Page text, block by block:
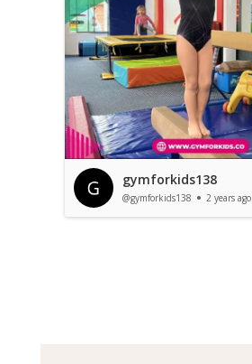
gymforkids138
@gymforkids138 2 years ago